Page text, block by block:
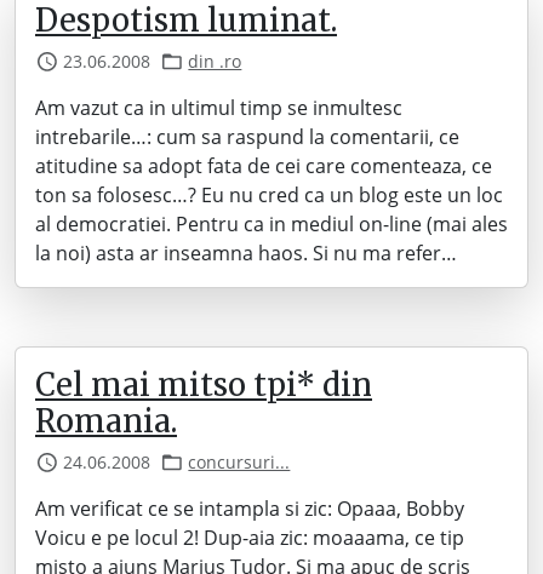
Despotism luminat.
23.06.2008 din .ro
Am vazut ca in ultimul timp se inmultesc
intrebarile…: cum sa raspund la comentarii, ce
atitudine sa adopt fata de cei care comenteaza, ce
ton sa folosesc…? Eu nu cred ca un blog este un loc
al democratiei. Pentru ca in mediul on-line (mai ales
la noi) asta ar inseamna haos. Si nu ma refer…
Cel mai mitso tpi* din
Romania.
24.06.2008 concursuri...
Am verificat ce se intampla si zic: Opaaa, Bobby
Voicu e pe locul 2! Dup-aia zic: moaaama, ce tip
misto a ajuns Marius Tudor. Si ma apuc de scris